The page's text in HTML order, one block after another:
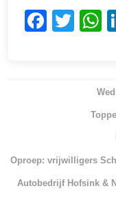
F
o
k
T
s
A
p
Oproep: vrijwilligers
Autobedrijf Hofsink &